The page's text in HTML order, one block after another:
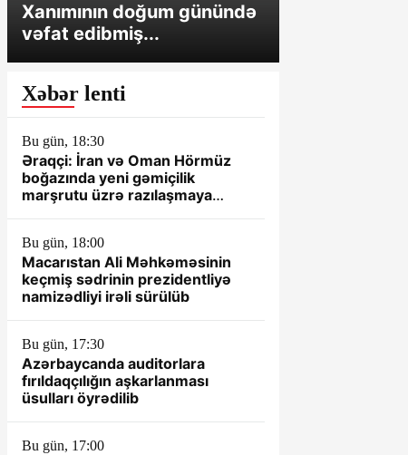
Xanımının doğum günündə
vəfat edibmiş...
Xəbər lenti
Bu gün, 18:30
Əraqçi: İran və Oman Hörmüz
boğazında yeni gəmiçilik
marşrutu üzrə razılaşmaya
Bu gün, 18:00
Macarıstan Ali Məhkəməsinin
keçmiş sədrinin prezidentliyə
namizədliyi irəli sürülüb
Bu gün, 17:30
Azərbaycanda auditorlara
fırıldaqçılığın aşkarlanması
üsulları öyrədilib
Bu gün, 17:00